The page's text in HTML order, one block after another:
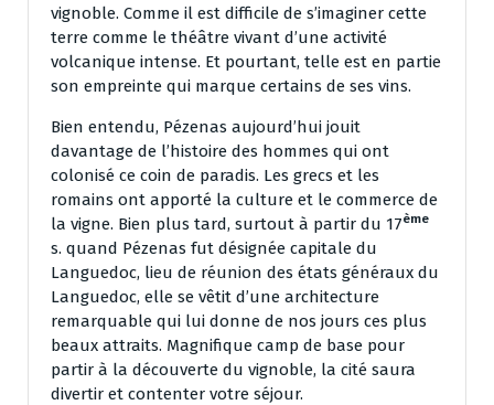
vignoble. Comme il est difficile de s’imaginer cette
terre comme le théâtre vivant d’une activité
volcanique intense. Et pourtant, telle est en partie
son empreinte qui marque certains de ses vins.
Bien entendu, Pézenas aujourd’hui jouit
davantage de l’histoire des hommes qui ont
colonisé ce coin de paradis. Les grecs et les
romains ont apporté la culture et le commerce de
la vigne. Bien plus tard, surtout à partir du 17ème
s. quand Pézenas fut désignée capitale du
Languedoc, lieu de réunion des états généraux du
Languedoc, elle se vêtit d’une architecture
remarquable qui lui donne de nos jours ces plus
beaux attraits. Magnifique camp de base pour
partir à la découverte du vignoble, la cité saura
divertir et contenter votre séjour.